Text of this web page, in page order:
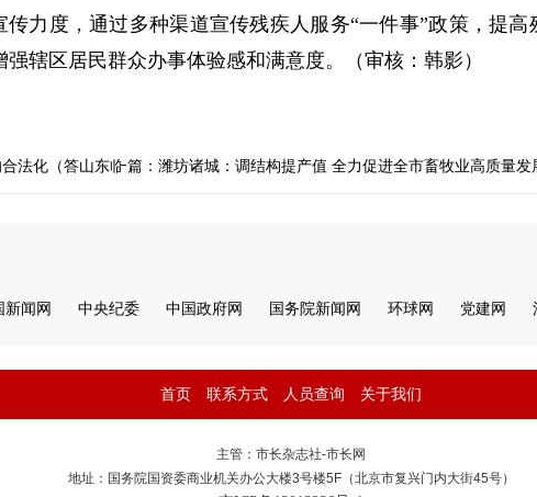
力度，通过多种渠道宣传残疾人服务“一件事”政策，提高
辖区居民群众办事体验感和满意度。（审核：韩影）
法化（答山东临沂沂水网友咨询的问题）
下一篇：潍坊诸城：调结构提产值 全力促进全市畜牧业高质量发
新闻网 中央纪委 中国政府网 国务院新闻网 环球网 党建网
首页 联系方式 人员查询 关于我们
主管：市长杂志社-市长网
地址：国务院国资委商业机关办公大楼3号楼5F（北京市复兴门内大街45号）